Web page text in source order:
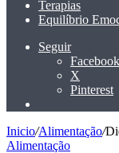
Terapias
Equilíbrio
Seguir
Facebook
X
Pinterest
Inicio/Alimentação/
Alimentação